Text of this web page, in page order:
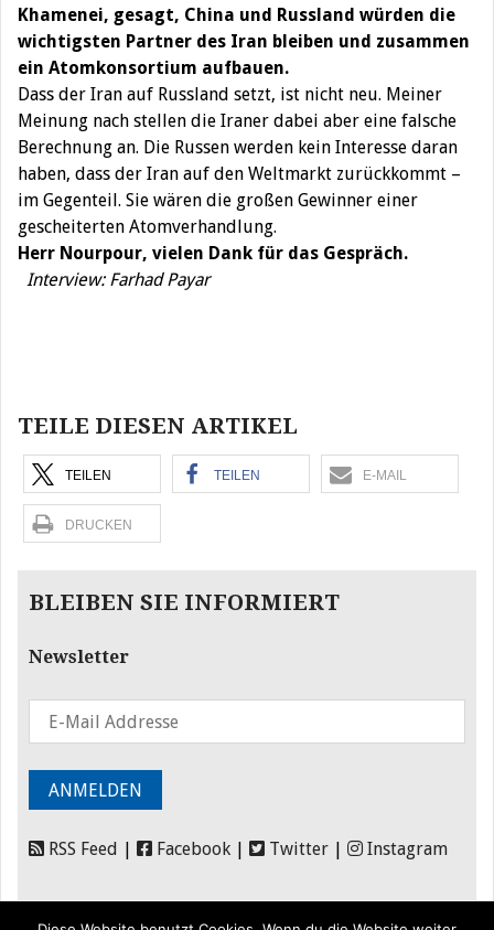
Khamenei, gesagt, China und Russland würden die
wichtigsten Partner des Iran bleiben und zusammen
ein Atomkonsortium aufbauen.
Dass der Iran auf Russland setzt, ist nicht neu. Meiner
Meinung nach stellen die Iraner dabei aber eine falsche
Berechnung an. Die Russen werden kein Interesse daran
haben, dass der Iran auf den Weltmarkt zurückkommt –
im Gegenteil. Sie wären die großen Gewinner einer
gescheiterten Atomverhandlung.
Herr Nourpour, vielen Dank für das Gespräch.
Interview: Farhad Payar
TEILE DIESEN ARTIKEL
TEILEN TEILEN E-MAIL
DRUCKEN
BLEIBEN SIE INFORMIERT
Newsletter
RSS Feed Facebook Twitter Instagram